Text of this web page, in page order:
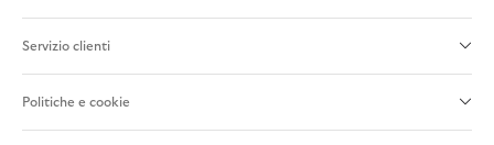
Servizio clienti
Politiche e cookie